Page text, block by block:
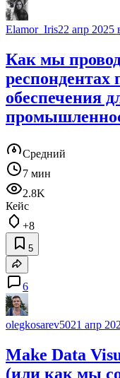
Elamor_Iris22 апр 2025
Как мы
респондентах
обеспечения
Средний
7 мин
2.8K
Кейс
+8
5
6
olegkosarev5021 апр
Make Data
(или как мы